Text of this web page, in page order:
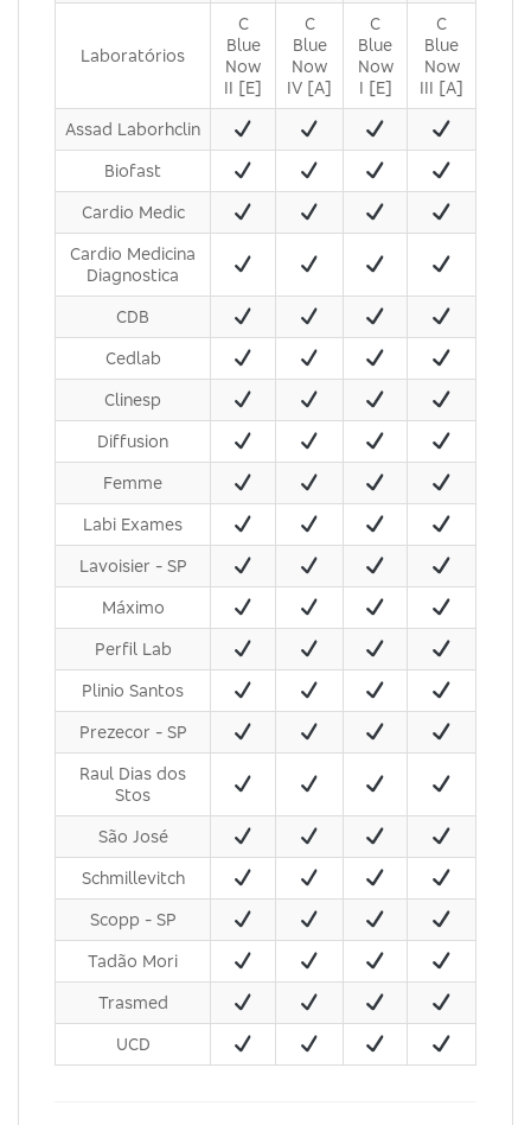
Laboratórios
C
Blue
Now
II [E]
C
Blue
Now
IV [A]
C
Blue
Now
I [E]
C
Blue
Now
III [A]
Assad Laborhclin
Biofast
Cardio Medic
Cardio Medicina
Diagnostica
CDB
Cedlab
Clinesp
Diffusion
Femme
Labi Exames
Lavoisier - SP
Máximo
Perfil Lab
Plinio Santos
Prezecor - SP
Raul Dias dos
Stos
São José
Schmillevitch
Scopp - SP
Tadão Mori
Trasmed
UCD